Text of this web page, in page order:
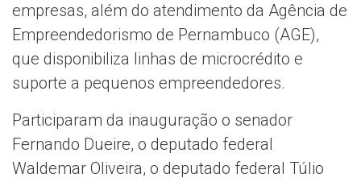
empresas, além do atendimento da Agência de
Empreendedorismo de Pernambuco (AGE),
que disponibiliza linhas de microcrédito e
suporte a pequenos empreendedores.
Participaram da inauguração o senador
Fernando Dueire, o deputado federal
Waldemar Oliveira, o deputado federal Túlio